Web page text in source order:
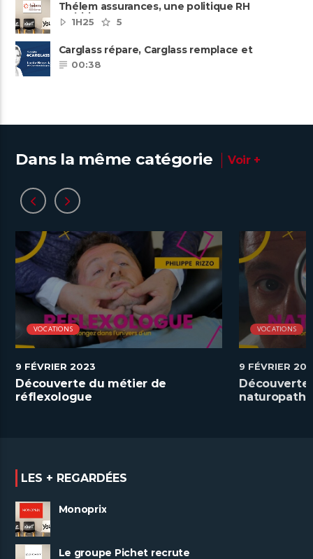
Thélem assurances, une politique RH
ambitieuse
1H25 5
Carglass répare, Carglass remplace et
Carglass embauche également.
00:38
Dans la même catégorie Voir +
VOCATIONS
9 FÉVRIER 2023
Découverte du métier de
réflexologue
VOCATIONS
9 FÉVRIER
naturopathe
LES + REGARDÉES
Monoprix
Le groupe Pichet recrute